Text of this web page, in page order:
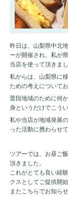
昨日は、山梨県中北
ーが開催され、私が
当店を使って頂きまし
私からは、山梨県に
ための考えについて
普段地域のために何
身というだけでこう
私や当店が地域発展
った活動に携わらせ
ツアーでは、お昼ご
頂きました。
これがとても良い経
クスとしてご提供開
またこちらでお知ら